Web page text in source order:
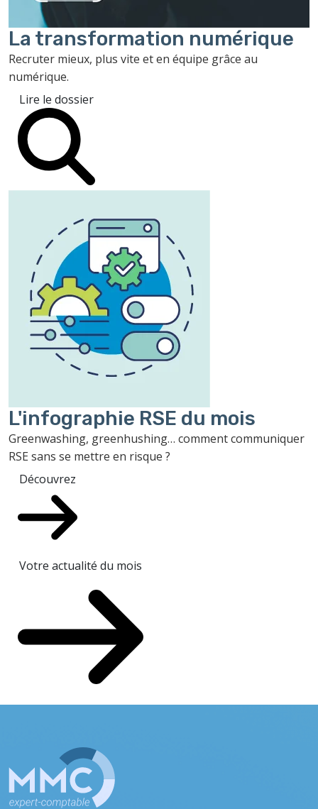
La transformation numérique
Recruter mieux, plus vite et en équipe grâce au
numérique.
Lire le dossier
L'infographie RSE du mois
Greenwashing, greenhushing… comment communiquer
RSE sans se mettre en risque ?
Découvrez
Votre actualité du mois